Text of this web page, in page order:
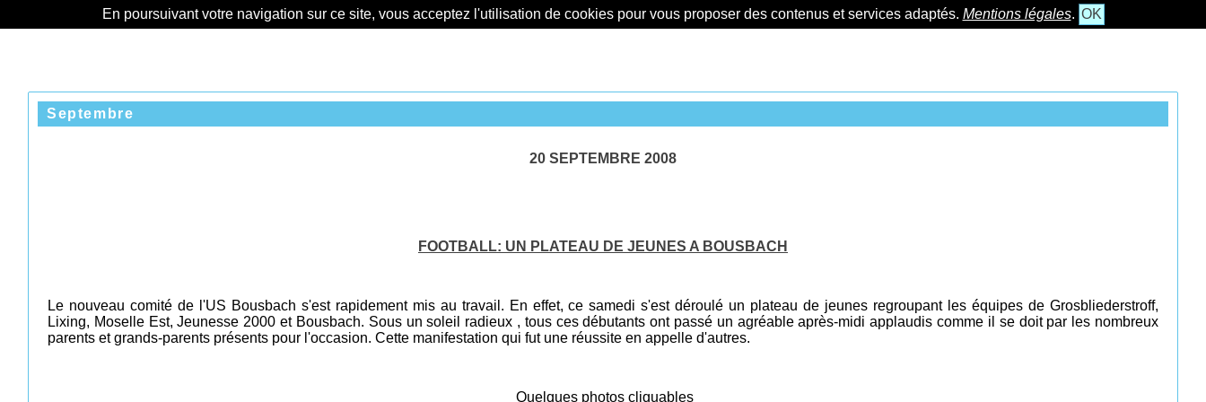
En poursuivant votre navigation sur ce site, vous acceptez l'utilisation de cookies pour vous proposer des contenus et services adaptés. Mentions légales. OK
Septembre
20 SEPTEMBRE 2008
FOOTBALL: UN PLATEAU DE JEUNES A BOUSBACH
Le nouveau comité de l'US Bousbach s'est rapidement mis au travail. En effet, ce samedi s'est déroulé un plateau de jeunes regroupant les équipes de Grosbliederstroff,
Lixing, Moselle Est, Jeunesse 2000 et Bousbach. Sous un soleil radieux , tous ces débutants ont passé un agréable après-midi applaudis comme il se doit par les nombreux
parents et grands-parents présents pour l'occasion. Cette manifestation qui fut une réussite en appelle d'autres.
Quelques photos cliquables